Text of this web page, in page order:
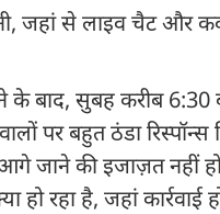
से लाइव चैट और
के बाद, सुबह करीब
पर बहुत ठंडा
जाने की इजाज़त नहीं
रहा है, जहां कार्रवाई